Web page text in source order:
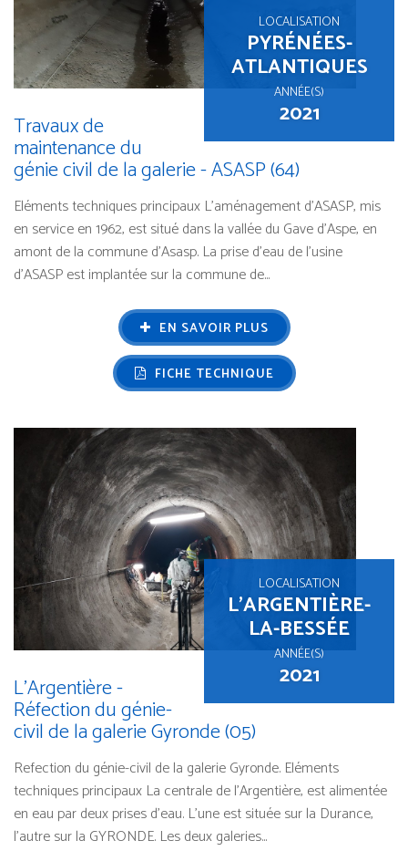
LOCALISATION
PYRÉNÉES-
ATLANTIQUES
ANNÉE(S)
2021
Travaux de
maintenance du
génie civil de la galerie - ASASP (64)
Eléments techniques principaux L’aménagement d’ASASP, mis
en service en 1962, est situé dans la vallée du Gave d’Aspe, en
amont de la commune d’Asasp. La prise d’eau de l’usine
d’ASASP est implantée sur la commune de...
EN SAVOIR PLUS
FICHE TECHNIQUE
LOCALISATION
L'ARGENTIÈRE-
LA-BESSÉE
ANNÉE(S)
2021
L'Argentière -
Réfection du génie-
civil de la galerie Gyronde (05)
Refection du génie-civil de la galerie Gyronde. Eléments
techniques principaux La centrale de l’Argentière, est alimentée
en eau par deux prises d’eau. L’une est située sur la Durance,
l’autre sur la GYRONDE. Les deux galeries...